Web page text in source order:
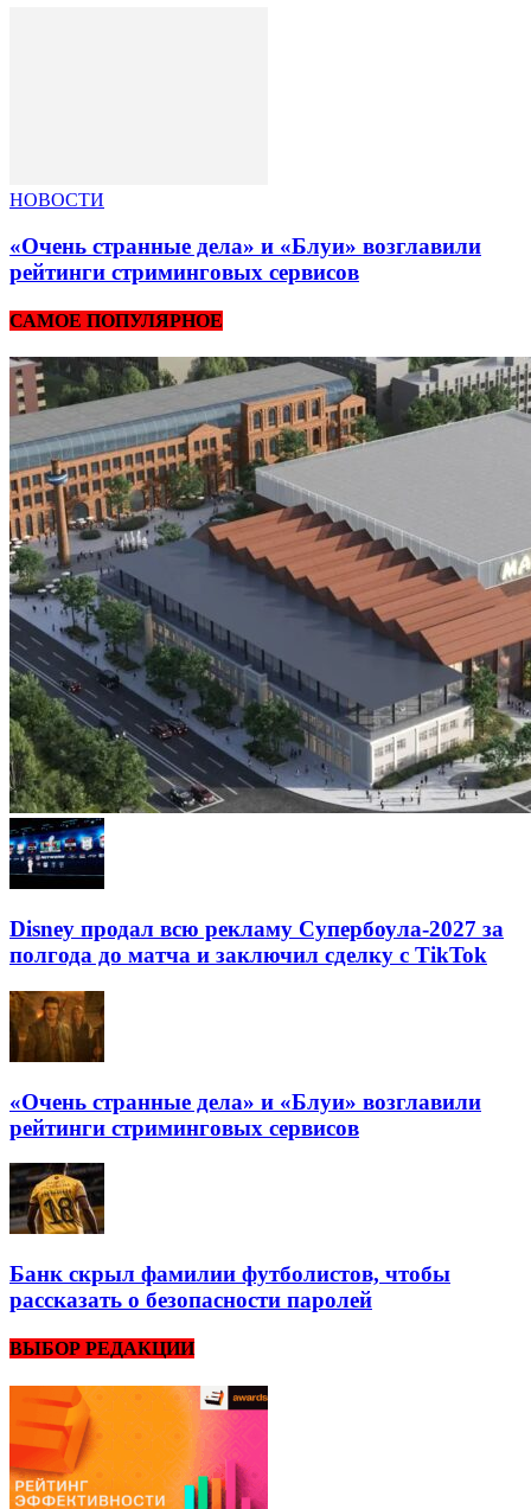
НОВОСТИ
«Очень странные дела» и «Блуи» возглавили
рейтинги стриминговых сервисов
САМОЕ ПОПУЛЯРНОЕ
Disney продал всю рекламу Супербоула-2027 за
полгода до матча и заключил сделку с TikTok
«Очень странные дела» и «Блуи» возглавили
рейтинги стриминговых сервисов
Банк скрыл фамилии футболистов, чтобы
рассказать о безопасности паролей
ВЫБОР РЕДАКЦИИ